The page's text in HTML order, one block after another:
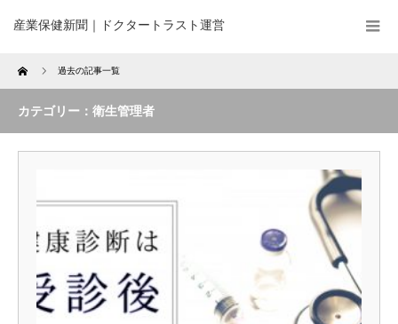
産業保健新聞｜ドクタートラスト運営
Home 過去の記事一覧
カテゴリー：衛生管理者